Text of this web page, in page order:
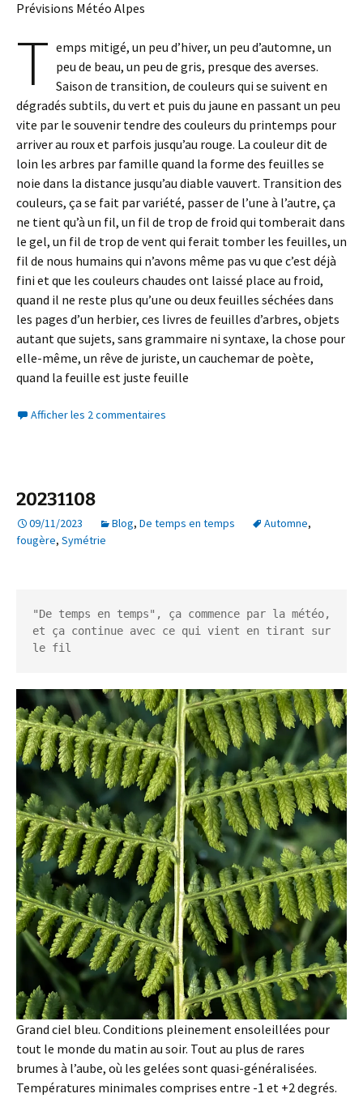
Prévisions Météo Alpes
T emps mitigé, un peu d’hiver, un peu d’automne, un
peu de beau, un peu de gris, presque des averses.
Saison de transition, de couleurs qui se suivent en
dégradés subtils, du vert et puis du jaune en passant un peu
vite par le souvenir tendre des couleurs du printemps pour
arriver au roux et parfois jusqu’au rouge. La couleur dit de
loin les arbres par famille quand la forme des feuilles se
noie dans la distance jusqu’au diable vauvert. Transition des
couleurs, ça se fait par variété, passer de l’une à l’autre, ça
ne tient qu’à un fil, un fil de trop de froid qui tomberait dans
le gel, un fil de trop de vent qui ferait tomber les feuilles, un
fil de nous humains qui n’avons même pas vu que c’est déjà
fini et que les couleurs chaudes ont laissé place au froid,
quand il ne reste plus qu’une ou deux feuilles séchées dans
les pages d’un herbier, ces livres de feuilles d’arbres, objets
autant que sujets, sans grammaire ni syntaxe, la chose pour
elle-même, un rêve de juriste, un cauchemar de poète,
quand la feuille est juste feuille
Afficher les 2 commentaires
20231108
09/11/2023 Blog, De temps en temps Automne,
fougère, Symétrie
"De temps en temps", ça commence par la météo,
et ça continue avec ce qui vient en tirant sur
le fil
Grand ciel bleu. Conditions pleinement ensoleillées pour
tout le monde du matin au soir. Tout au plus de rares
brumes à l’aube, où les gelées sont quasi-généralisées.
Températures minimales comprises entre -1 et +2 degrés.